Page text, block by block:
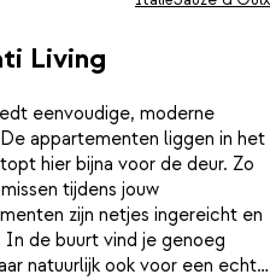
Living
eenvoudige, moderne
appartementen liggen in het
hier bijna voor de deur. Zo
tijdens jouw
zijn netjes ingereicht en
de buurt vind je genoeg
natuurlijk ook voor een echte